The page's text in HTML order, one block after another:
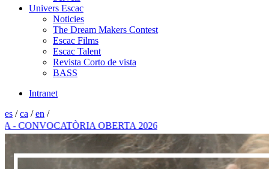
Univers Escac
Noticies
The Dream Makers Contest
Escac Films
Escac Talent
Revista Corto de vista
BASS
Intranet
es /ca /en /
OBERTA 2026